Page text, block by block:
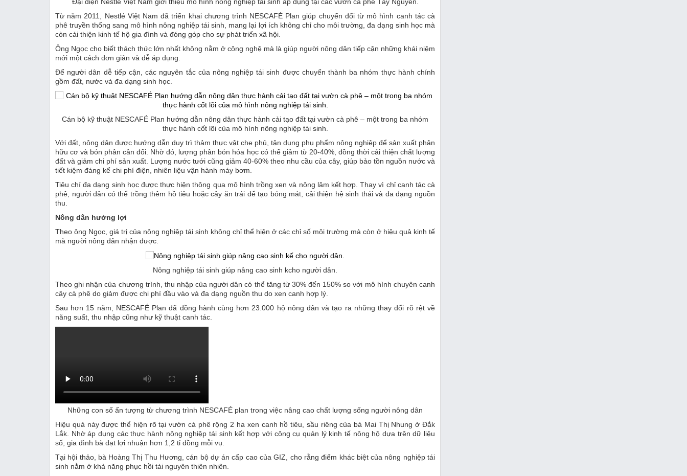
Từ năm 2011, Nestlé Việt Nam đã triển khai chương trình NESCAFÉ Plan giúp chuyển đổi từ mô hình canh tác cà
phê truyền thống sang mô hình nông nghiệp tái sinh, mang lại lợi ích không chỉ cho môi trường, đa dạng sinh học mà
còn cải thiện kinh tế hộ gia đình và đóng góp cho sự phát triển xã hội.
Ông Ngọc cho biết thách thức lớn nhất không nằm ở công nghệ mà là giúp người nông dân tiếp cận những khái niệm
mới một cách đơn giản và dễ áp dụng.
Để người dân dễ tiếp cận, các nguyên tắc của nông nghiệp tái sinh được chuyển thành ba nhóm thực hành chính
gồm đất, nước và đa dạng sinh học.
Cán bộ kỹ thuật NESCAFÉ Plan hướng dẫn nông dân thực hành cải tạo đất tại vườn cà phê – một trong ba nhóm
thực hành cốt lõi của mô hình nông nghiệp tái sinh.
Với đất, nông dân được hướng dẫn duy trì thảm thực vật che phủ, tận dụng phụ phẩm nông nghiệp để sản xuất phân
hữu cơ và bón phân cân đối. Nhờ đó, lượng phân bón hóa học có thể giảm từ 20-40%, đồng thời cải thiện chất lượng
đất và giảm chi phí sản xuất. Lượng nước tưới cũng giảm 40-60% theo nhu cầu của cây, giúp bảo tồn nguồn nước và
tiết kiệm đáng kể chi phí điện, nhiên liệu vận hành máy bơm.
Tiêu chí đa dạng sinh học được thực hiện thông qua mô hình trồng xen và nông lâm kết hợp. Thay vì chỉ canh tác cà
phê, người dân có thể trồng thêm hồ tiêu hoặc cây ăn trái để tạo bóng mát, cải thiện hệ sinh thái và đa dạng nguồn
thu.
Nông dân hưởng lợi
Theo ông Ngọc, giá trị của nông nghiệp tái sinh không chỉ thể hiện ở các chỉ số môi trường mà còn ở hiệu quả kinh tế
mà người nông dân nhận được.
Nông nghiệp tái sinh giúp nâng cao sinh kcho người dân.
Theo ghi nhận của chương trình, thu nhập của người dân có thể tăng từ 30% đến 150% so với mô hình chuyên canh
cây cà phê do giảm được chi phí đầu vào và đa dạng nguồn thu do xen canh hợp lý.
Sau hơn 15 năm, NESCAFÉ Plan đã đồng hành cùng hơn 23.000 hộ nông dân và tạo ra những thay đổi rõ rệt về
năng suất, thu nhập cũng như kỹ thuật canh tác.
Những con số ấn tượng từ chương trình NESCAFÉ plan trong việc nâng cao chất lượng sống người nông dân
Hiệu quả này được thể hiện rõ tại vườn cà phê rộng 2 ha xen canh hồ tiêu, sầu riêng của bà Mai Thị Nhung ở Đắk
Lắk. Nhờ áp dụng các thực hành nông nghiệp tái sinh kết hợp với công cụ quản lý kinh tế nông hộ dựa trên dữ liệu
số, gia đình bà đạt lợi nhuận hơn 1,2 tỉ đồng mỗi vụ.
Tại hội thảo, bà Hoàng Thị Thu Hương, cán bộ dự án cấp cao của GIZ, cho rằng điểm khác biệt của nông nghiệp tái
sinh nằm ở khả năng phục hồi tài nguyên thiên nhiên.